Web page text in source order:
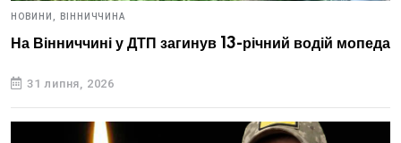
НОВИНИ, ВІННИЧЧИНА
На Вінниччині у ДТП загинув 13-річний водій мопеда
31 липня, 2026